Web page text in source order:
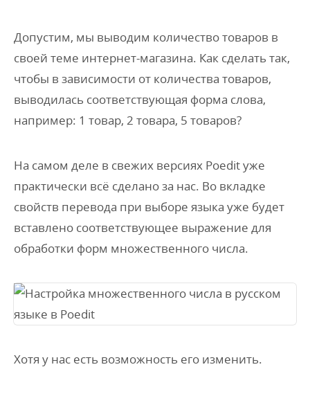
Допустим, мы выводим количество товаров в
своей теме интернет-магазина. Как сделать так,
чтобы в зависимости от количества товаров,
выводилась соответствующая форма слова,
например: 1 товар, 2 товара, 5 товаров?
На самом деле в свежих версиях Poedit уже
практически всё сделано за нас. Во вкладке
свойств перевода при выборе языка уже будет
вставлено соответствующее выражение для
обработки форм множественного числа.
Хотя у нас есть возможность его изменить.